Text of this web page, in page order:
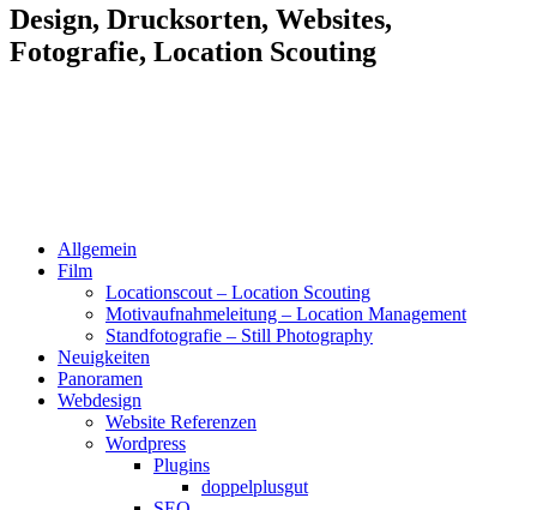
Design, Drucksorten, Websites,
Fotografie, Location Scouting
Allgemein
Film
Locationscout – Location Scouting
Motivaufnahmeleitung – Location Management
Standfotografie – Still Photography
Neuigkeiten
Panoramen
Webdesign
Website Referenzen
Wordpress
Plugins
doppelplusgut